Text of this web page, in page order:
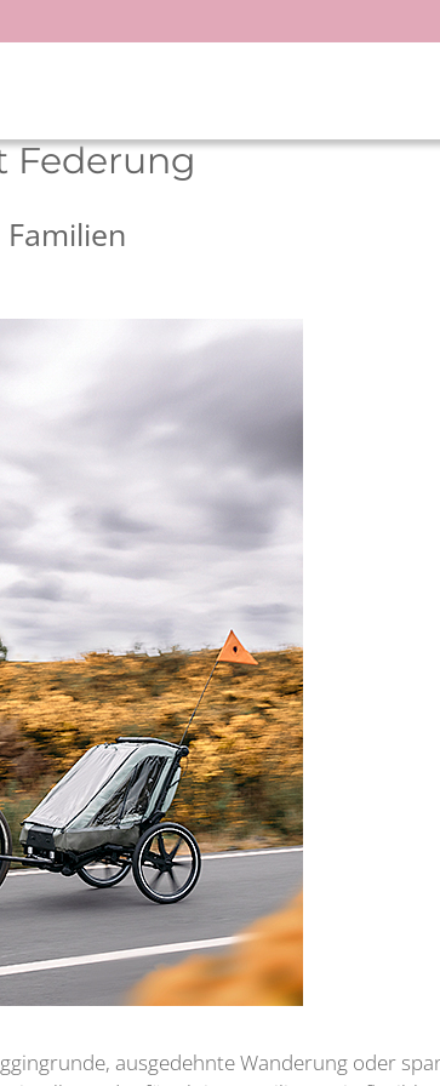
Federung
ausgedehnte Wanderung oder